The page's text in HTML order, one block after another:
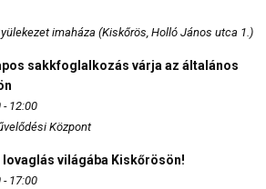
imaháza (Kiskőrös, Holló János utca 1.)
sakkfoglalkozás várja az általános
12:00
Központ
lovaglás világába Kiskőrösön!
17:00